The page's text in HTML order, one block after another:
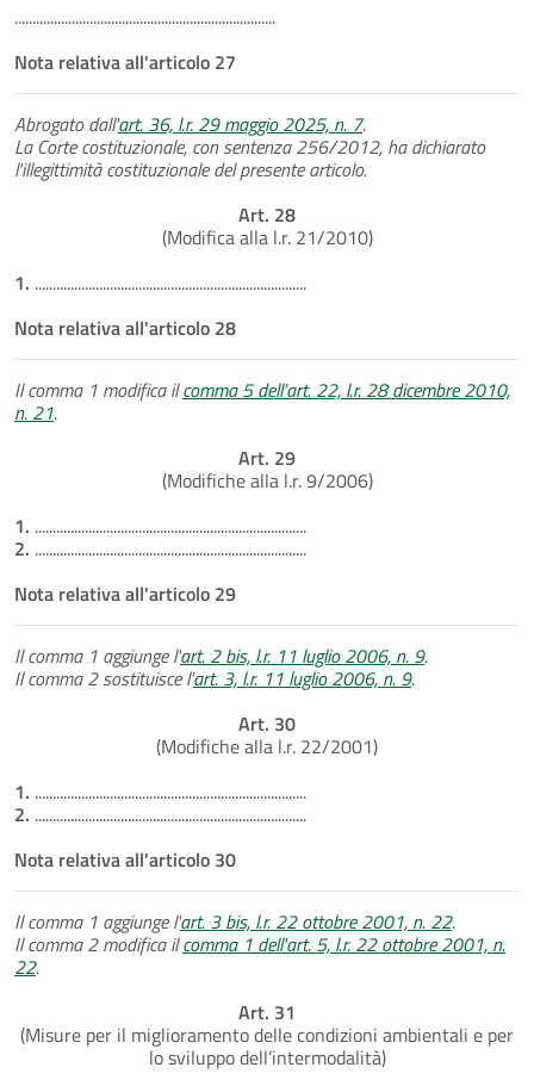
.........................................................................
Nota relativa all'articolo 27
Abrogato dall'art. 36, l.r. 29 maggio 2025, n. 7.
La Corte costituzionale, con sentenza 256/2012, ha dichiarato
l'illegittimità costituzionale del presente articolo.
Art. 28
(Modifica alla l.r. 21/2010)
1. ............................................................................
Nota relativa all'articolo 28
Il comma 1 modifica ilcomma 5 dell’art. 22, l.r. 28 dicembre 2010,
n. 21.
Art. 29
(Modifiche alla l.r. 9/2006)
1. ............................................................................
2. ............................................................................
Nota relativa all'articolo 29
Il comma 1 aggiunge l'art. 2 bis, l.r. 11 luglio 2006, n. 9.
Il comma 2 sostituisce l'art. 3, l.r. 11 luglio 2006, n. 9.
Art. 30
(Modifiche alla l.r. 22/2001)
1. ............................................................................
2. ............................................................................
Nota relativa all'articolo 30
Il comma 1 aggiunge l'art. 3 bis, l.r. 22 ottobre 2001, n. 22.
Il comma 2 modifica ilcomma 1 dell'art. 5, l.r. 22 ottobre 2001, n.
22.
Art. 31
(Misure per il miglioramento delle condizioni ambientali e per
lo sviluppo dell’intermodalità)